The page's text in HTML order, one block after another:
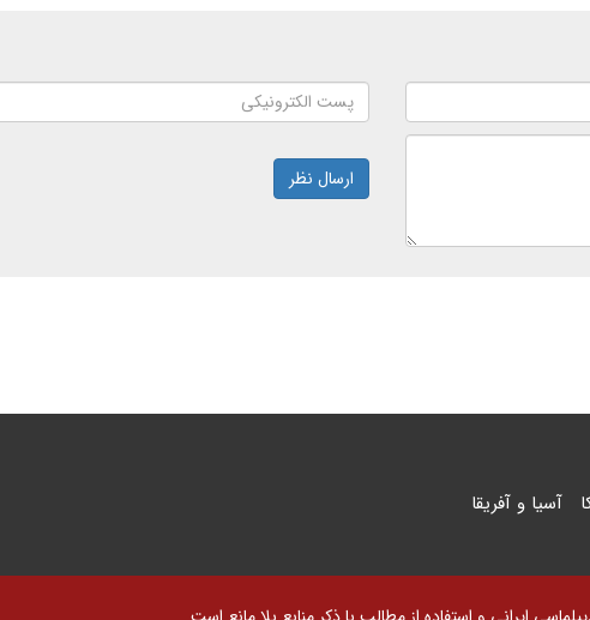
ارسال نظر
آسیا و آفریقا